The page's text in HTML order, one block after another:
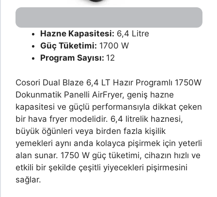
Hazne Kapasitesi: 6,4 Litre
Güç Tüketimi: 1700 W
Program Sayısı: 12
Cosori Dual Blaze 6,4 LT Hazır Programlı 1750W
Dokunmatik Panelli AirFryer, geniş hazne
kapasitesi ve güçlü performansıyla dikkat çeken
bir hava fryer modelidir. 6,4 litrelik haznesi,
büyük öğünleri veya birden fazla kişilik
yemekleri aynı anda kolayca pişirmek için yeterli
alan sunar. 1750 W güç tüketimi, cihazın hızlı ve
etkili bir şekilde çeşitli yiyecekleri pişirmesini
sağlar.